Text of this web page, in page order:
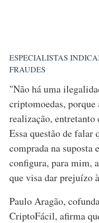
ESPECIALISTAS
FRAUDES
"Não há uma
criptomoedas, porque
realização, entretanto
Essa questão de falar
comprada na suposta
configura, para mim,
que visa dar prejuízo
Paulo Aragão,
CriptoFácil, afirma